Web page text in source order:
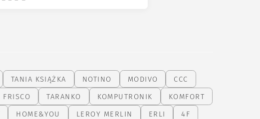
TANIA KSIĄŻKA NOTINO MODIVO
CCC
FRISCO TARANKO KOMPUTRONIK
KOMFORT
HOME&YOU LEROY MERLIN ERLI
4F